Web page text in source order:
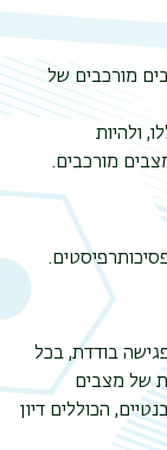
מורכבים של
ולהיות
מורכבים.
בודדת, בכל
של מצבים
הכוללים דיון